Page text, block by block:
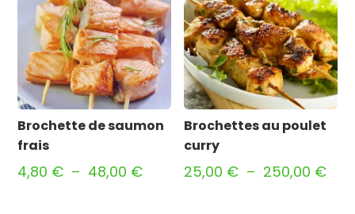
Brochette de saumon
frais
4,80 € – 48,00 €Plage
Brochettes au poulet
curry
25,00 € – 250,00 €